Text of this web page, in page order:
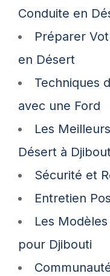
Conduite en
Préparer
en Désert
Techniques
avec une Ford
Les
Désert à
Sécurité et
Entretien
Les
pour Djibouti